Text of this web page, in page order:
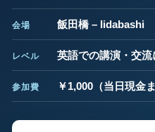
会場 飯田橋 – Iidabashi
レベル 英語での講演・交
参加費 ￥1,000 （当日現金